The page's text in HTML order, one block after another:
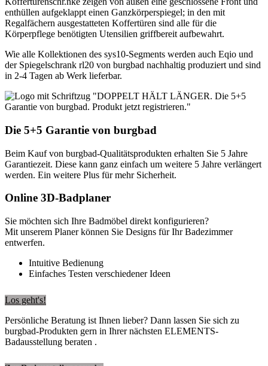
enthüllen aufgeklappt einen Ganzkörperspiegel; in den mit
Regalfächern ausgestatteten Koffertüren sind alle für die
Körperpflege benötigten Utensilien griffbereit aufbewahrt.
Wie alle Kollektionen des sys10-Segments werden auch Eqio und
der Spiegelschrank rl20 von burgbad nachhaltig produziert und sind
in 2-4 Tagen ab Werk lieferbar.
Die 5+5 Garantie von burgbad
Beim Kauf von burgbad-Qualitätsprodukten erhalten Sie 5 Jahre
Garantiezeit. Diese kann ganz einfach um weitere 5 Jahre verlängert
werden. Ein weitere Plus für mehr Sicherheit.
Online 3D-Badplaner
Sie möchten sich Ihre Badmöbel direkt konfigurieren?
Mit unserem Planer können Sie Designs für Ihr Badezimmer
entwerfen.
Intuitive Bedienung
Einfaches Testen verschiedener Ideen
Los geht's!
Persönliche Beratung ist Ihnen lieber? Dann lassen Sie sich zu
burgbad-Produkten gern in Ihrer nächsten ELEMENTS-
Badausstellung beraten .